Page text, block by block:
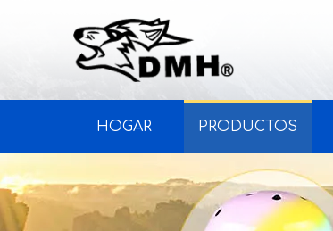
HOGAR PRODUCTOS